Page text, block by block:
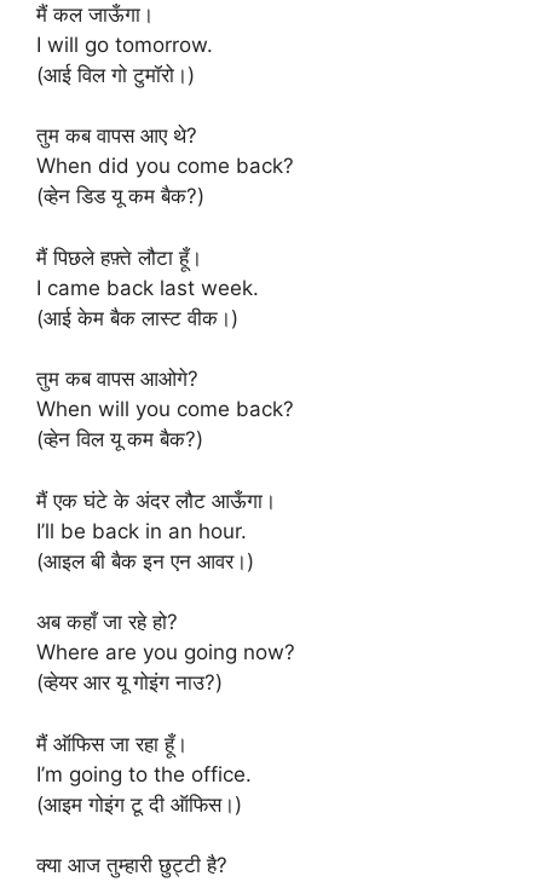
मैं कल जाऊँगा।
I will go tomorrow.
(आई विल गो टुमॉरो।)
तुम कब वापस आए थे?
When did you come back?
(व्हेन डिड यू कम बैक?)
मैं पिछले हफ़्ते लौटा हूँ।
I came back last week.
(आई केम बैक लास्ट वीक।)
तुम कब वापस आओगे?
When will you come back?
(व्हेन विल यू कम बैक?)
मैं एक घंटे के अंदर लौट आऊँगा।
I’ll be back in an hour.
(आइल बी बैक इन एन आवर।)
अब कहाँ जा रहे हो?
Where are you going now?
(व्हेयर आर यू गोइंग नाउ?)
मैं ऑफिस जा रहा हूँ।
I’m going to the office.
(आइम गोइंग टू दी ऑफिस।)
क्या आज तुम्हारी छुट्टी है?